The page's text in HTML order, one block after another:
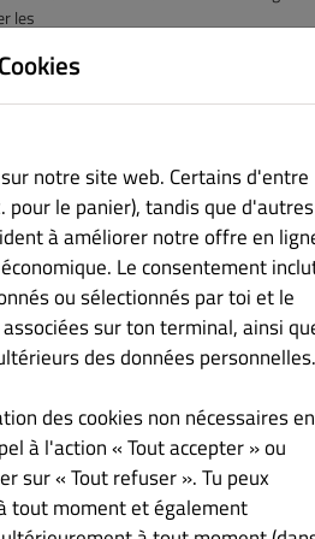
les
des cookies afin de rendre nos
dispositif et attribuées au
à-dire après la fermeture de votre
votre navigateur lors de votre
de l’installation de cookies et décider
plus amples informations à ce sujet
de notre site web. Vous consentez au
de ces données à caractère
Cookies
notre site web. Certains d'entre
pour le panier), tandis que d'autres
à améliorer notre offre en
Le consentement
ou sélectionnés par toi et le
sur ton terminal, ainsi
des données personnelles.
des cookies non nécessaires en
à l'action « Tout accepter » ou
sur « Tout refuser ». Tu peux
tout moment et également